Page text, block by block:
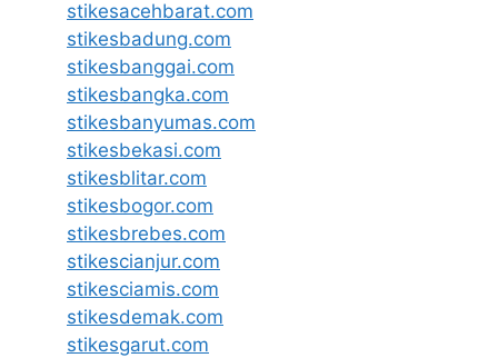
stikesacehbarat.com
stikesbadung.com
stikesbanggai.com
stikesbangka.com
stikesbanyumas.com
stikesbekasi.com
stikesblitar.com
stikesbogor.com
stikesbrebes.com
stikescianjur.com
stikesciamis.com
stikesdemak.com
stikesgarut.com